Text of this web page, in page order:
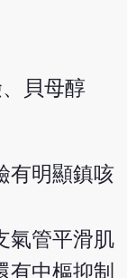
貝母醇
有明顯鎮咳
氣管平滑肌
有中樞抑制